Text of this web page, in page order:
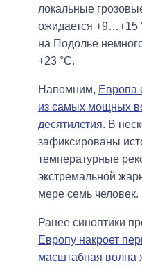
локальные
ожидается +9…+15
на Подолье
+23 °C.
Напомним, Европа
из самых мощных
десятилетия. В
зафиксированы
температурные
экстремальной
мере семь человек.
Ранее синоптики
Европу накроет
масштабная волна